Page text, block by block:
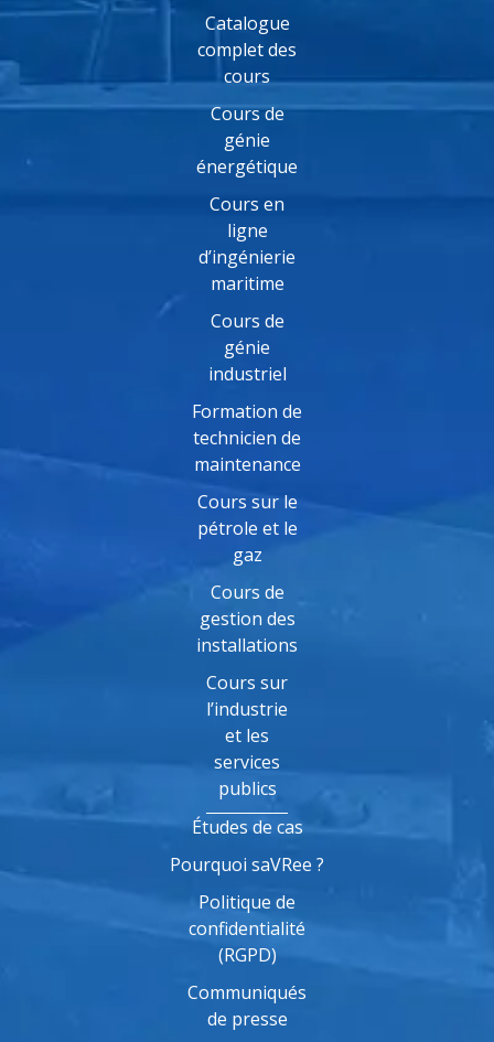
Catalogue
complet des
cours
Cours de
génie
énergétique
Cours en
ligne
d’ingénierie
maritime
Cours de
génie
industriel
Formation de
technicien de
maintenance
Cours sur le
pétrole et le
gaz
Cours de
gestion des
installations
Cours sur
l’industrie
et les
services
publics
Études de cas
Pourquoi saVRee ?
Politique de
confidentialité
(RGPD)
Communiqués
de presse